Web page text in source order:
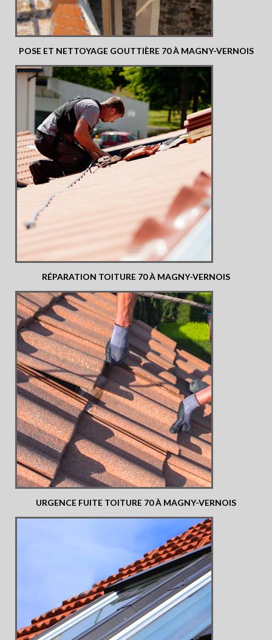
POSE ET NETTOYAGE GOUTTIÈRE 70 À MAGNY-VERNOIS
RÉPARATION TOITURE 70 À MAGNY-VERNOIS
URGENCE FUITE TOITURE 70 À MAGNY-VERNOIS